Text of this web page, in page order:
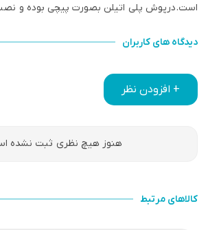
است. درپوش پلی اتیلن بصورت پیچی بوده و نصب
دیدگاه های کاربران
+ افزودن نظر
هنوز هیچ نظری ثبت نشده
کالاهای مرتبط